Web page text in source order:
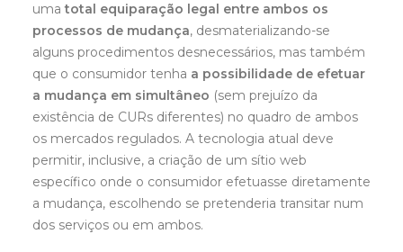
umatotal equiparação legal entre ambos os
processos de mudança, desmaterializando-se
alguns procedimentos desnecessários, mas também
que o consumidor tenha a possibilidade de efetuar
a mudança em simultâneo (sem prejuízo da
existência de CURs diferentes) no quadro de ambos
os mercados regulados. A tecnologia atual deve
permitir, inclusive, a criação de um sítio web
específico onde o consumidor efetuasse diretamente
a mudança, escolhendo se pretenderia transitar num
dos serviços ou em ambos.